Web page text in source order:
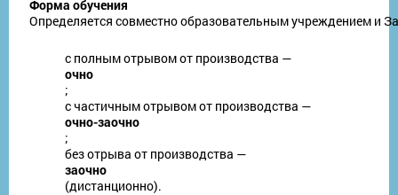
Форма обучения
Определяется совместно образовательным учреждением и
с полным отрывом от производства —
очно
;
с частичным отрывом от производства —
очно-заочно
;
без отрыва от производства —
заочно
(дистанционно).